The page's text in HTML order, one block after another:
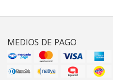
MEDIOS DE PAGO